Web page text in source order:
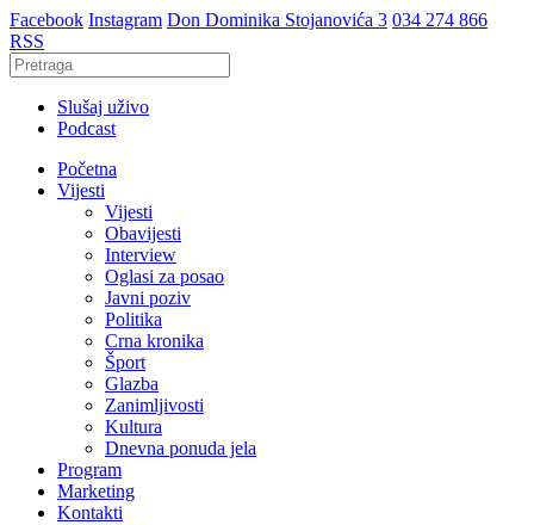
Facebook Instagram Don Dominika Stojanovića 3 034 274 866
RSS
Slušaj uživo
Podcast
Početna
Vijesti
Vijesti
Obavijesti
Interview
Oglasi za posao
Javni poziv
Politika
Crna kronika
Šport
Glazba
Zanimljivosti
Kultura
Dnevna ponuda jela
Program
Marketing
Kontakti